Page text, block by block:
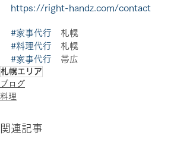
https://right-handz.com/contact
#家事代行 札幌
#料理代行 札幌
#家事代行 帯広
札幌エリア
ブログ
料理
関連記事